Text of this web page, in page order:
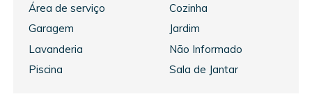
Área de serviço
Cozinha
Garagem
Jardim
Lavanderia
Não Informado
Piscina
Sala de Jantar